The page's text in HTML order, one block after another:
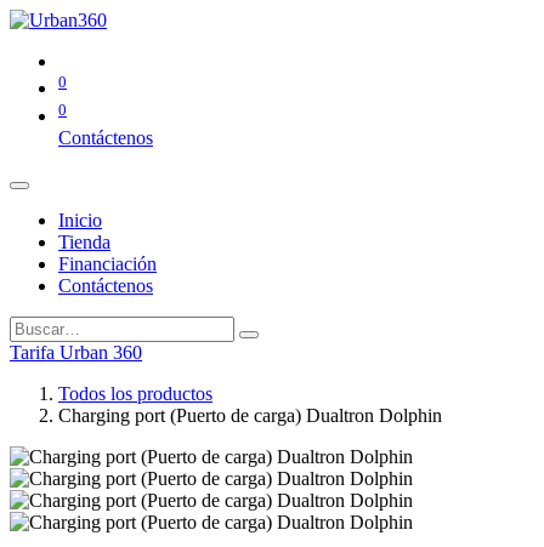
0
0
Contáctenos
Inicio
Tienda
Financiación
Contáctenos
Tarifa Urban 360
Todos los productos
Charging port (Puerto de carga) Dualtron Dolphin